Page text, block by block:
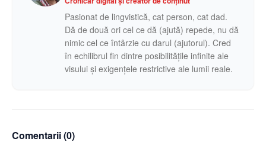
Pasionat de lingvistică, cat person, cat dad.
Dă de două ori cel ce dă (ajută) repede, nu dă
nimic cel ce întârzie cu darul (ajutorul). Cred
în echilibrul fin dintre posibilitățile infinite ale
visului și exigențele restrictive ale lumii reale.
Comentarii (0)